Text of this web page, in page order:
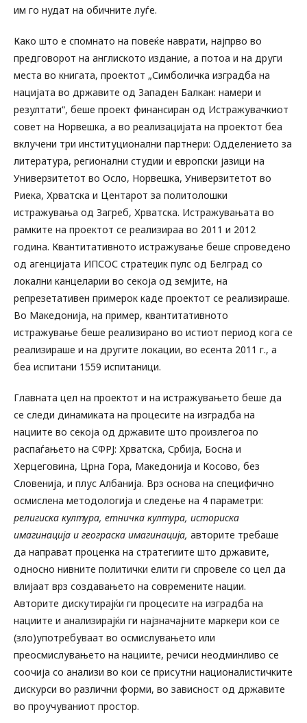
им го нудат на обичните луѓе.
Како што е спомнато на повеќе наврати, најпрво во
предговорот на англиското издание, а потоа и на други
места во книгата, проектот „Симболичка изградба на
нацијата во државите од Западен Балкан: намери и
резултати“, беше проект финансиран од Истражувачкиот
совет на Норвешка, а во реализацијата на проектот беа
вклучени три институционални партнери: Одделението за
литература, регионални студии и европски јазици на
Универзитетот во Осло, Норвешка, Универзитетот во
Риека, Хрватска и Центарот за политолошки
истражувања од Загреб, Хрватска. Истражувањата во
рамките на проектот се реализираа во 2011 и 2012
година. Квантитативното истражување беше спроведено
од агенцијата ИПСОС стратеџик пулс од Белград со
локални канцеларии во секоја од земјите, на
репрезетативен примерок каде проектот се реализираше.
Во Македонија, на пример, квантитативното
истражување беше реализирано во истиот период кога се
реализираше и на другите локации, во есента 2011 г., а
беа испитани 1559 испитаници.
Главната цел на проектот и на истражувањето беше да
се следи динамиката на процесите на изградба на
нациите во секоја од државите што произлегоа по
распаѓањето на СФРЈ: Хрватска, Србија, Босна и
Херцеговина, Црна Гора, Македонија и Косово, без
Словенија, и плус Албанија. Врз основа на специфично
осмислена методологија и следење на 4 параметри:
религиска култура, етничка култура, историска
имагинација и геограска имагинација, авторите требаше
да направат проценка на стратегиите што државите,
односно нивните политички елити ги спровеле со цел да
влијаат врз создавањето на современите нации.
Авторите дискутирајќи ги процесите на изградба на
нациите и анализирајќи ги најзначајните маркери кои се
(зло)употребуваат во осмислувањето или
преосмислувањето на нациите, речиси неодминливо се
соочија со анализи во кои се присутни националистичките
дискурси во различни форми, во зависност од државите
во проучуваниот простор.